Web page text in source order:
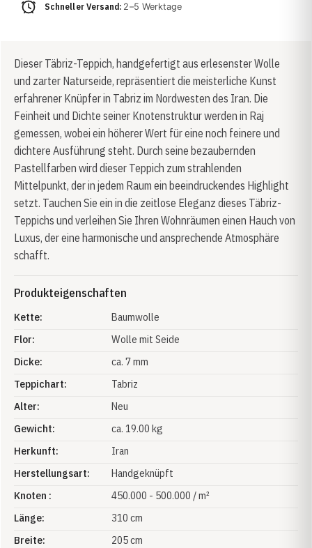
Schneller Versand: 2–5 Werktage
Dieser Täbriz-Teppich, handgefertigt aus erlesenster Wolle
und zarter Naturseide, repräsentiert die meisterliche Kunst
erfahrener Knüpfer in Tabriz im Nordwesten des Iran. Die
Feinheit und Dichte seiner Knotenstruktur werden in Raj
gemessen, wobei ein höherer Wert für eine noch feinere und
dichtere Ausführung steht. Durch seine bezaubernden
Pastellfarben wird dieser Teppich zum strahlenden
Mittelpunkt, der in jedem Raum ein beeindruckendes Highlight
setzt. Tauchen Sie ein in die zeitlose Eleganz dieses Täbriz-
Teppichs und verleihen Sie Ihren Wohnräumen einen Hauch von
Luxus, der eine harmonische und ansprechende Atmosphäre
schafft.
Produkteigenschaften
Kette:
Baumwolle
Flor:
Wolle mit Seide
Dicke:
ca. 7 mm
Teppichart:
Tabriz
Alter:
Neu
Gewicht:
ca. 19.00 kg
Herkunft:
Iran
Herstellungsart:
Handgeknüpft
Knoten :
450.000 - 500.000 / m²
Länge:
310 cm
Breite:
205 cm